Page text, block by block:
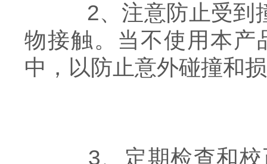
2、注意防止受到撞
物接触。当不使用本产
中，以防止意外碰撞和
3、定期检查和校